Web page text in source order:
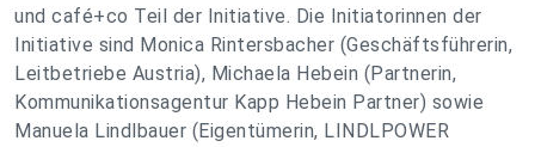
und café+co Teil der Initiative. Die Initiatorinnen der
Initiative sind Monica Rintersbacher (Geschäftsführerin,
Leitbetriebe Austria), Michaela Hebein (Partnerin,
Kommunikationsagentur Kapp Hebein Partner) sowie
Manuela Lindlbauer (Eigentümerin, LINDLPOWER